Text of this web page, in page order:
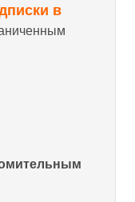
в